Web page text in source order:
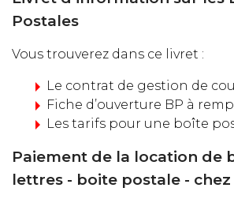
Postales
Vous trouverez dans ce livret :
Le contrat de gestion de
Fiche d’ouverture BP à
Les tarifs pour une boîte
Paiement de la location de
lettres - boite postale - chez